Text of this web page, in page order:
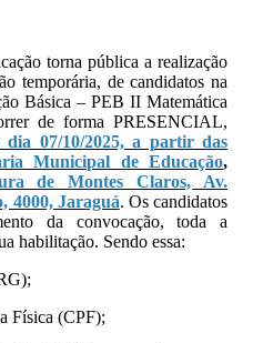
torna pública a realização
temporária, de candidatos na
Básica – PEB II Matemática
de forma PRESENCIAL,
dia 07/10/2025, a partir das
Municipal de Educação,
de Montes Claros, Av.
4000, Jaraguá. Os candidatos
da convocação, toda a
habilitação. Sendo essa:
Física (CPF);